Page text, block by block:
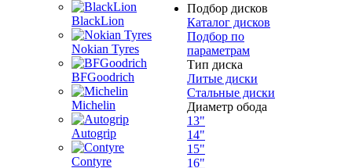
BlackLion
Nokian Tyres
BFGoodrich
Michelin
Autogrip
Contyre
Подбор дисков
Каталог дисков
Подбор по
параметрам
Тип диска
Литые диски
Стальные диски
Диаметр обода
13"
14"
15"
16"